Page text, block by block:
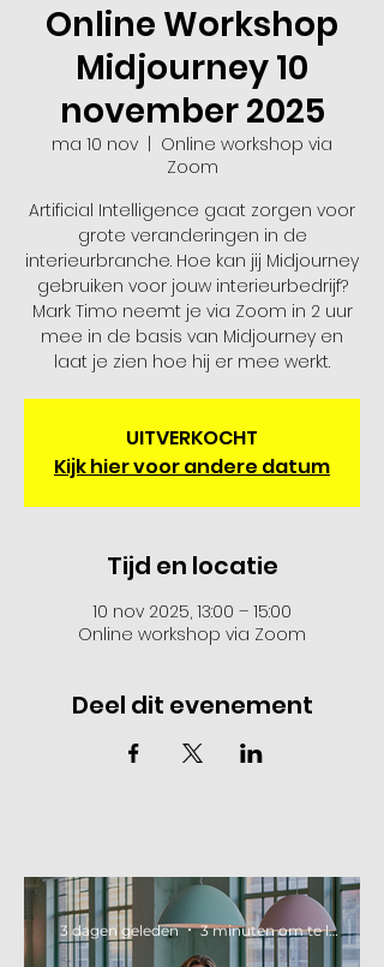
Online Workshop
Midjourney 10
november 2025
ma 10 nov
Online workshop via
Zoom
Artificial Intelligence gaat zorgen voor
grote veranderingen in de
interieurbranche. Hoe kan jij Midjourney
gebruiken voor jouw interieurbedrijf?
Mark Timo neemt je via Zoom in 2 uur
mee in de basis van Midjourney en
laat je zien hoe hij er mee werkt.​
UITVERKOCHT
Kijk hier voor andere datum
Tijd en locatie
10 nov 2025, 13:00 – 15:00
Online workshop via Zoom
Deel dit evenement
3 dagen geleden 3 minuten om te lezen